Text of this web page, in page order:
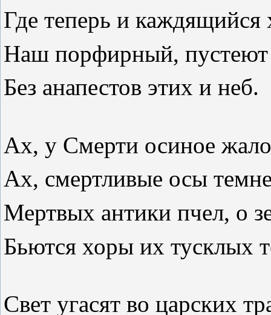
Где теперь и каждящийся
Наш порфирный, пустеют
Без анапестов этих и неб.
Ах, у Смерти осиное
Ах, смертливые осы
Мертвых антики пчел, о
Бьются хоры их тусклых
Свет угасят во царских